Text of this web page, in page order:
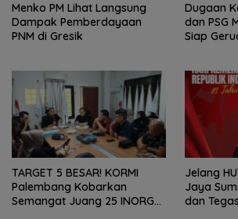
Menko PM Lihat Langsung
Dampak Pemberdayaan
PNM di Gresik
Dugaan
dan PSG
Siap
TARGET 5 BESAR! KORMI
Palembang Kobarkan
Semangat Juang 25 INORGA
Jelang
Jaya
dan